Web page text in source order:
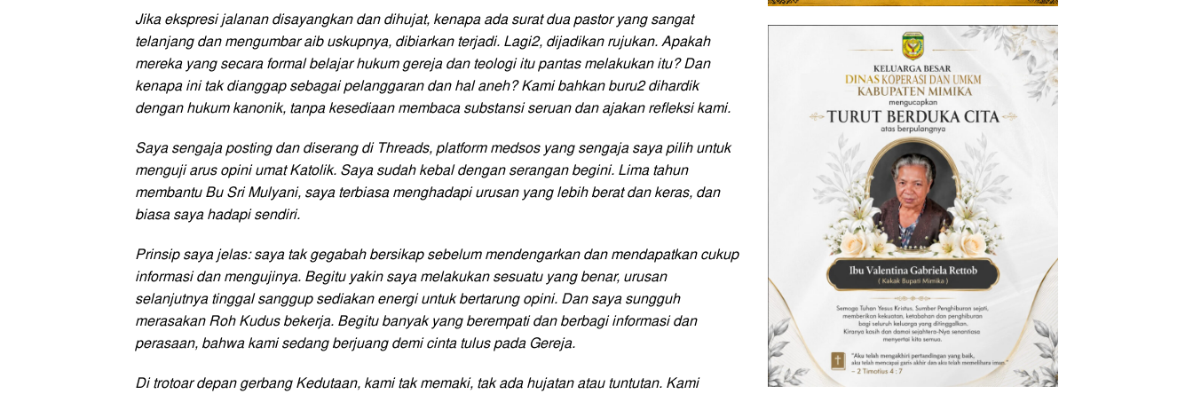
Jika ekspresi jalanan disayangkan dan dihujat, kenapa ada surat dua pastor yang sangat
telanjang dan mengumbar aib uskupnya, dibiarkan terjadi. Lagi2, dijadikan rujukan. Apakah
mereka yang secara formal belajar hukum gereja dan teologi itu pantas melakukan itu? Dan
kenapa ini tak dianggap sebagai pelanggaran dan hal aneh? Kami bahkan buru2 dihardik
dengan hukum kanonik, tanpa kesediaan membaca substansi seruan dan ajakan refleksi kami.
Saya sengaja posting dan diserang di Threads, platform medsos yang sengaja saya pilih untuk
menguji arus opini umat Katolik. Saya sudah kebal dengan serangan begini. Lima tahun
membantu Bu Sri Mulyani, saya terbiasa menghadapi urusan yang lebih berat dan keras, dan
biasa saya hadapi sendiri.
Prinsip saya jelas: saya tak gegabah bersikap sebelum mendengarkan dan mendapatkan cukup
informasi dan mengujinya. Begitu yakin saya melakukan sesuatu yang benar, urusan
selanjutnya tinggal sanggup sediakan energi untuk bertarung opini. Dan saya sungguh
merasakan Roh Kudus bekerja. Begitu banyak yang berempati dan berbagi informasi dan
perasaan, bahwa kami sedang berjuang demi cinta tulus pada Gereja.
Di trotoar depan gerbang Kedutaan, kami tak memaki, tak ada hujatan atau tuntutan. Kami